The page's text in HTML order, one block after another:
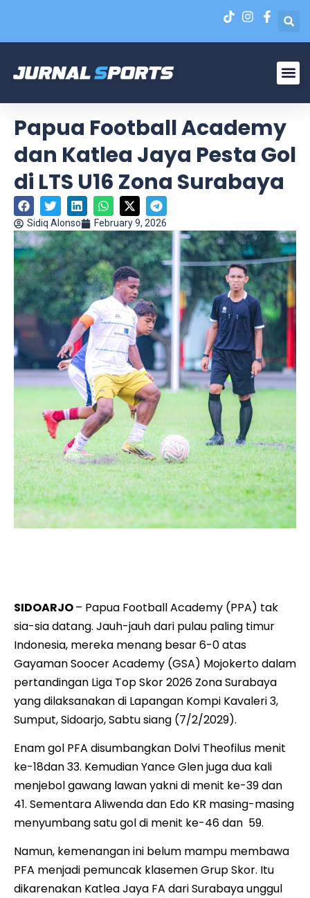
Papua Football Academy
dan Katlea Jaya Pesta Gol
di LTS U16 Zona Surabaya
Sidiq Alonso February 9, 2026
SIDOARJO– Papua Football Academy (PPA) tak
sia-sia datang. Jauh-jauh dari pulau paling timur
Indonesia, mereka menang besar 6-0 atas
Gayaman Soocer Academy (GSA) Mojokerto dalam
pertandingan Liga Top Skor 2026 Zona Surabaya
yang dilaksanakan di Lapangan Kompi Kavaleri 3,
Sumput, Sidoarjo, Sabtu siang (7/2/2029).
Enam gol PFA disumbangkan Dolvi Theofilus menit
ke-18dan 33. Kemudian Yance Glen juga dua kali
menjebol gawang lawan yakni di menit ke-39 dan
41. Sementara Aliwenda dan Edo KR masing-masing
menyumbang satu gol di menit ke-46 dan 59.
Namun, kemenangan ini belum mampu membawa
PFA menjadi pemuncak klasemen Grup Skor. Itu
dikarenakan Katlea Jaya FA dari Surabaya unggul